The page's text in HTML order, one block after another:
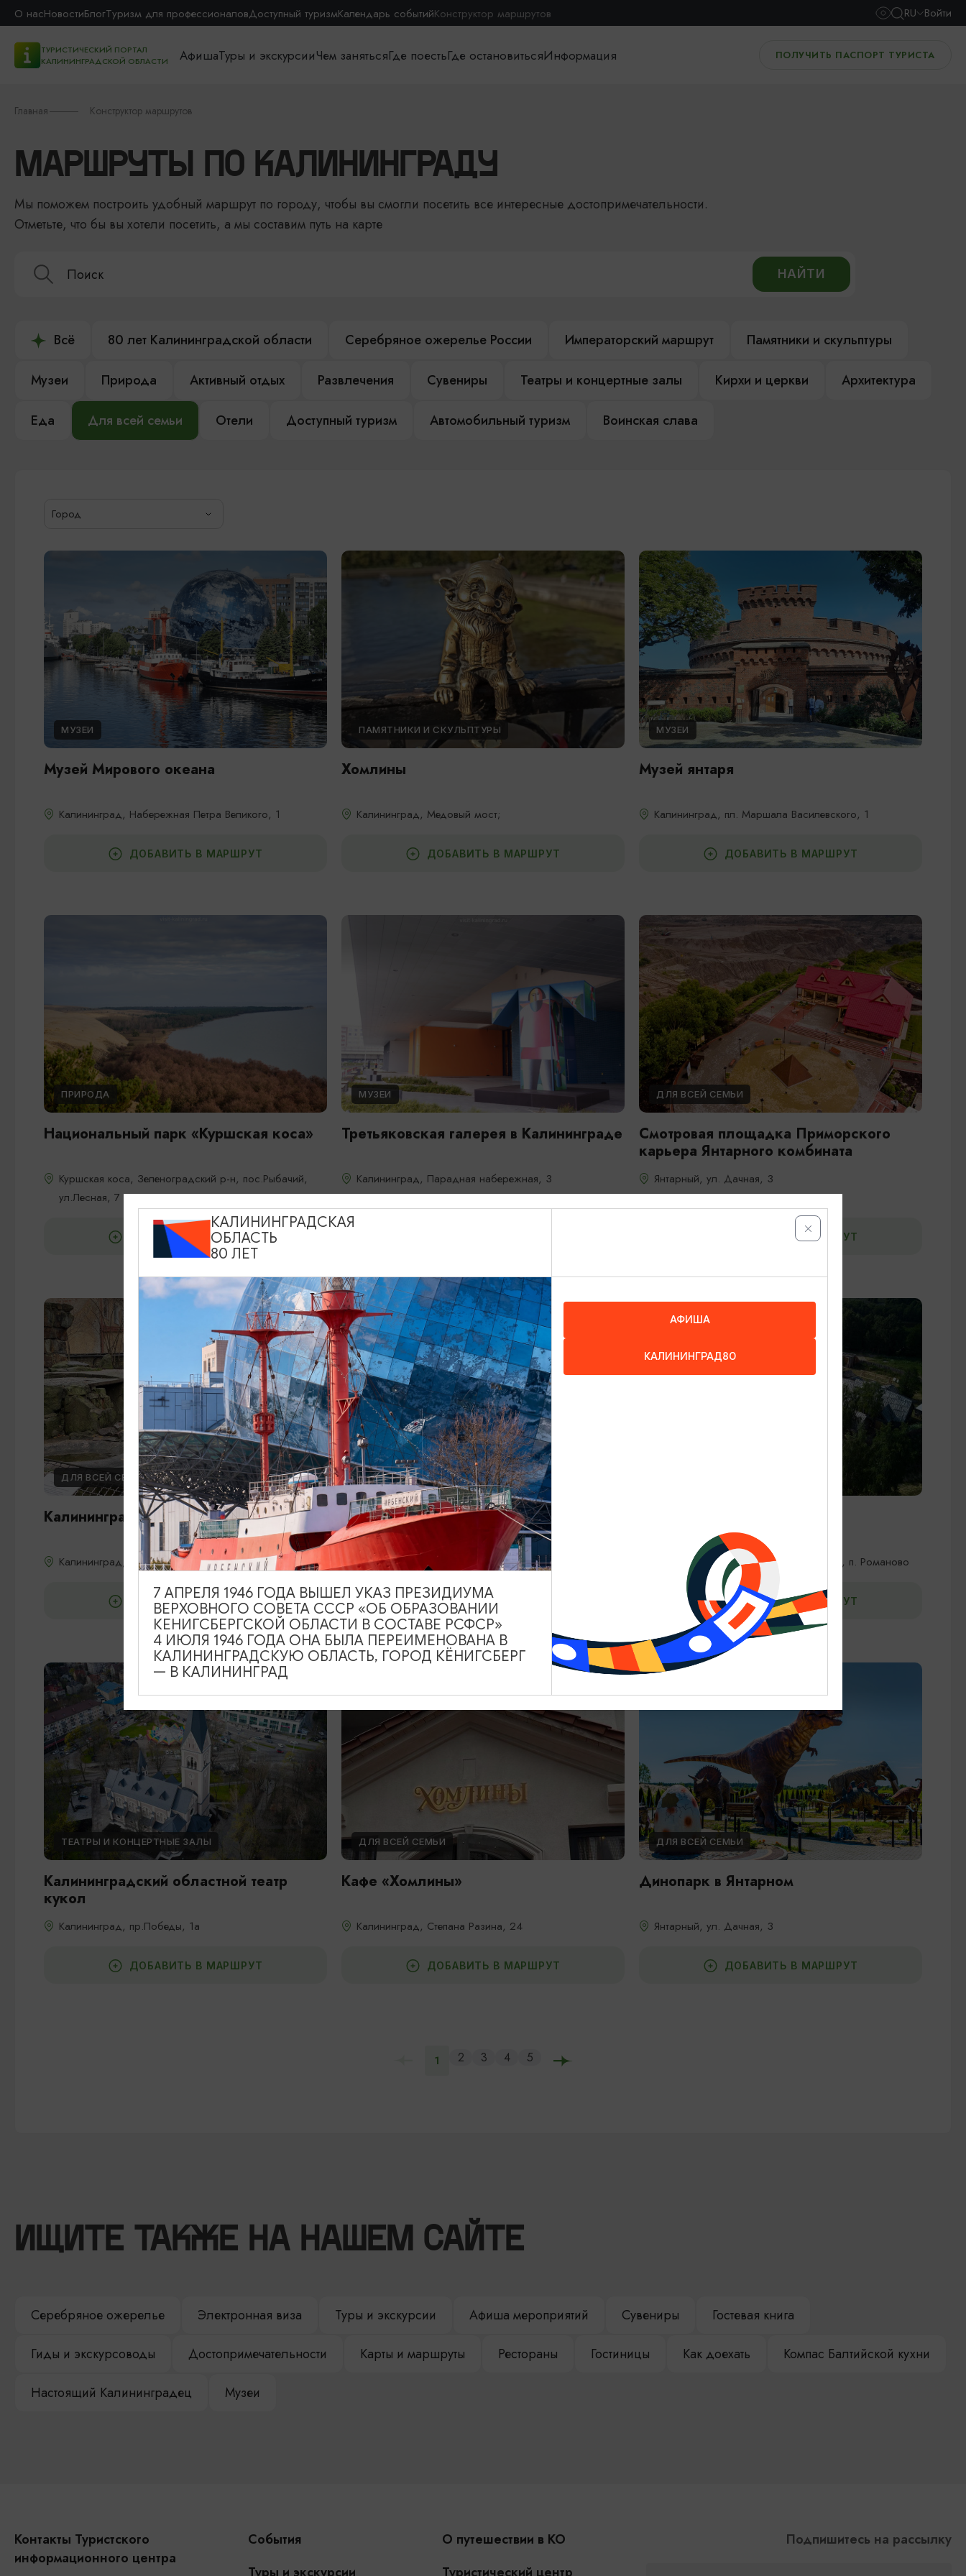
О насНовостиБлогТуризм для профессионаловДоступный туризмКалендарь событийКонструктор маршрутов RU Войти
ТУРИСТИЧЕСКИЙ ПОРТАЛ
КАЛИНИНГРАДСКОЙ ОБЛАСТИ
АфишаТуры и экскурсииЧем занятьсяГде поестьГде остановитьсяИнформация ПОЛУЧИТЬ ПАСПОРТ ТУРИСТА
Главная Конструктор маршрутов
МАРШРУТЫ ПО КАЛИНИНГРАДУ
Мы поможем построить удобный маршрут по городу, чтобы вы смогли посетить все интересные достопримечательности.
Отметьте, что бы вы хотели посетить, а мы составим путь на карте
Всё 80 лет Калининградской области Серебряное ожерелье России Императорский маршрут Памятники и скульптуры
Музеи Природа Активный отдых Развлечения Сувениры Театры и концертные залы Кирхи и церкви Архитектура
Еда Для всей семьи Отели Доступный туризм Автомобильный туризм Воинская слава
Город
МУЗЕИ
Музей Мирового океана
Калининград, Набережная Петра Великого, 1
ДОБАВИТЬ В МАРШРУТ
ПАМЯТНИКИ И СКУЛЬПТУРЫ
Хомлины
Калининград, Медовый мост;
ДОБАВИТЬ В МАРШРУТ
МУЗЕИ
Музей янтаря
Калининград, пл. Маршала Василевского, 1
ДОБАВИТЬ В МАРШРУТ
ПРИРОДА
Национальный парк «Куршская коса»
Куршская коса, Зеленоградский р-н, пос.Рыбачий,
ул.Лесная, 7
ДОБАВИТЬ В МАРШРУТ
МУЗЕИ
Третьяковская галерея в Калининграде
Калининград, Парадная набережная, 3
ДЛЯ ВСЕЙ СЕМЬИ
Смотровая площадка Приморского
карьера Янтарного комбината
Янтарный, ул. Дачная, 3
ДОБАВИТЬ В МАРШРУТ
ДЛЯ ВСЕЙ СЕМЬИ
Калининградский зоопарк
Калининград, пр-т Мира, 26
ДОБАВИТЬ В МАРШРУТ
МУЗЕИ
Калининградский музей
изобразительных искусств
Калининград, ул. Ленинский проспект, 83
ДОБАВИТЬ В МАРШРУТ
Зеленоградск, Зеленоградский район, п. Романово
ДОБАВИТЬ В МАРШРУТ
ТЕАТРЫ И КОНЦЕРТНЫЕ ЗАЛЫ
Калининградский областной театр
кукол
Калининград, пр.Победы, 1а
ДОБАВИТЬ В МАРШРУТ
ДЛЯ ВСЕЙ СЕМЬИ
Кафе «Хомлины»
Калининград, Степана Разина, 24
ДОБАВИТЬ В МАРШРУТ
ДЛЯ ВСЕЙ СЕМЬИ
Динопарк в Янтарном
Янтарный, ул. Дачная, 3
ДОБАВИТЬ В МАРШРУТ
1 2 3 4 5
ИЩИТЕ ТАКЖЕ НА НАШЕМ САЙТЕ
Серебряное ожерелье Электронная виза Туры и экскурсии Афиша мероприятий Сувениры Гостевая книга
Гиды и экскурсоводы Достопримечательности Карты и маршруты Рестораны Гостиницы Как доехать Компас Балтийской кухни
Настоящий Калининградец Музеи
Контакты Туристского
информационного центра
События
О путешествии в КО
Подпишитесь на рассылку
КАЛИНИНГРАДСКАЯ
ОБЛАСТЬ
80 ЛЕТ
АФИША
КАЛИНИНГРАД80
7 АПРЕЛЯ 1946 ГОДА ВЫШЕЛ УКАЗ ПРЕЗИДИУМА
ВЕРХОВНОГО СОВЕТА СССР «ОБ ОБРАЗОВАНИИ
КЕНИГСБЕРГСКОЙ ОБЛАСТИ В СОСТАВЕ РСФСР»
4 ИЮЛЯ 1946 ГОДА ОНА БЫЛА ПЕРЕИМЕНОВАНА В
КАЛИНИНГРАДСКУЮ ОБЛАСТЬ, ГОРОД КЁНИГСБЕРГ
— В КАЛИНИНГРАД